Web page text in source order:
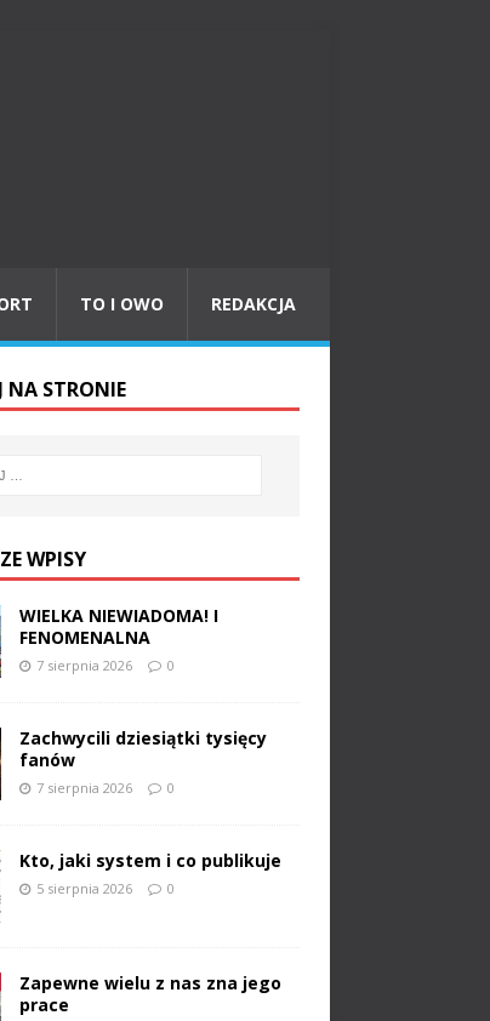
TO I OWO REDAKCJA
NA STRONIE
WPISY
WIELKA NIEWIADOMA! I
FENOMENALNA
7 sierpnia 2026 0
Zachwycili dziesiątki tysięcy
fanów
7 sierpnia 2026 0
Kto, jaki system i co publikuje
5 sierpnia 2026 0
Zapewne wielu z nas zna jego
prace